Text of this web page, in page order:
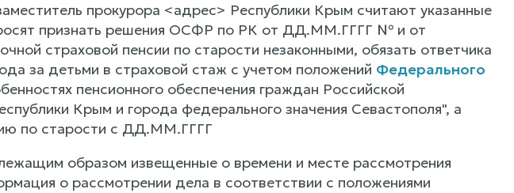
прокурора <адрес> Республики Крым считают указанные
признать решения ОСФР по РК от ДД.ММ.ГГГГ № и от
страховой пенсии по старости незаконными, обязать ответчика
за детьми в страховой стаж с учетом положений Федерального
пенсионного обеспечения граждан Российской
Крым и города федерального значения Севастополя", а
по старости с ДД.ММ.ГГГГ
образом извещенные о времени и месте рассмотрения
о рассмотрении дела в соответствии с положениями